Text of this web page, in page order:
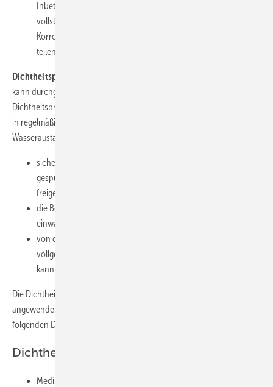
Inbetriebnahme, z.B. wegen einer Frostperiode, nicht
vollständig gefüllt bleiben kann, sodass die
Korrosionsbeständigkeit eines Werkstoffes in einer
teilentleerten Leitung gefährdet ist.
Dichtheitsprüfung mit Wasser
kann durchgeführt werden, wenn vom Zeitpunkt der
Dichtheitsprüfung bis zur Inbetriebnahme der Trinkwasserinstallation
in regelmäßigen Abständen, spätestens nach sieben Tagen, ein
Wasseraustausch sichergestellt wird. Außerdem, wenn
sichergestellt ist, dass der Haus- oder Bauwasseranschluss
gespült und dadurch für den Anschluss und Betrieb
freigegeben ist,
die Befüllung des Leitungssystems über hygienisch
einwandfreie Komponenten erfolgt,
von der Dichtheitsprüfung bis zur Inbetriebnahme die Anlage
vollgefüllt bleibt und eine Teilbefüllung vermieden werden
kann.
Die Dichtheitsprüfung mit Druckluft oder ­Inertgas sollte grundsätzlich
angewendet werden. Im Wesentlichen sind nach ZVSHK-Merkblatt die
folgenden Durchführungshinweise einzuhalten.
Dichtheitsprüfung:
Medium ölfreie Druckluft oder Inertgas, z.B. Stickstoff